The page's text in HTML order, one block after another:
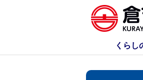
くらし